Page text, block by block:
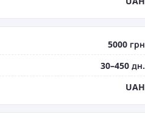
5000 грн
30–450 дн.
UAH